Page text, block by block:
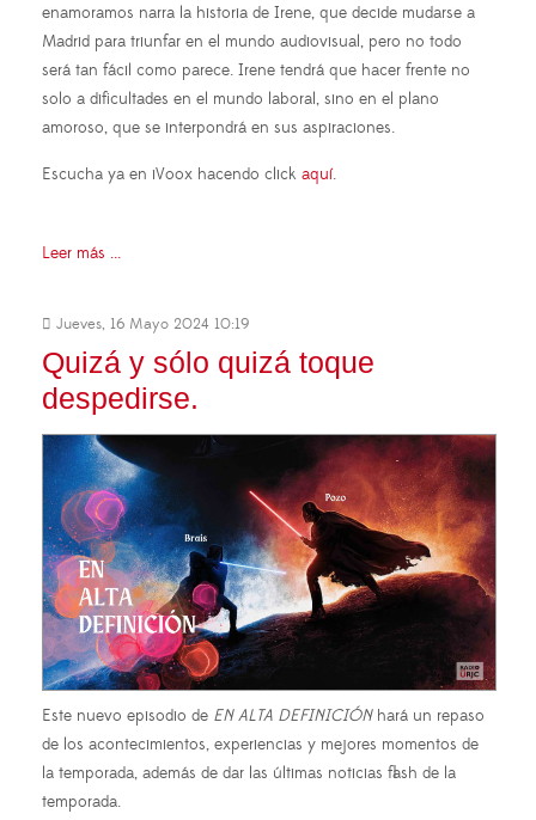
enamoramos narra la historia de Irene, que decide mudarse a
Madrid para triunfar en el mundo audiovisual, pero no todo
será tan fácil como parece. Irene tendrá que hacer frente no
solo a dificultades en el mundo laboral, sino en el plano
amoroso, que se interpondrá en sus aspiraciones.
Escucha ya en iVoox hacendo click aquí.
Leer más ...
Jueves, 16 Mayo 2024 10:19
Quizá y sólo quizá toque
despedirse.
Este nuevo episodio de EN ALTA DEFINICIÓNhará un repaso
de los acontecimientos, experiencias y mejores momentos de
la temporada, además de dar las últimas noticias flash de la
temporada.